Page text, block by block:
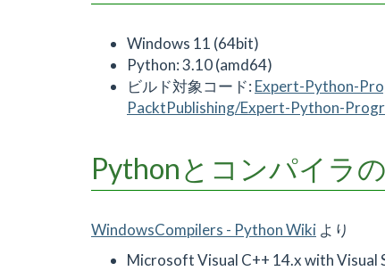
Windows 11 (64bit)
Python: 3.10 (amd64)
ビルド対象コード: Expert-Python-
PacktPublishing/Expert-Python-
Pythonとコンパイラ
WindowsCompilers - Python Wiki より
Microsoft Visual C++ 14.x with Visual